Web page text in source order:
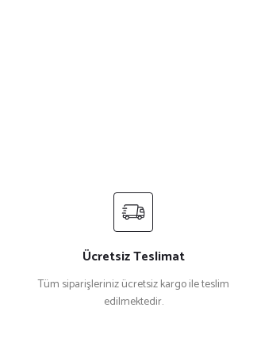
Ücretsiz Teslimat
Tüm siparişleriniz ücretsiz kargo ile teslim
edilmektedir.